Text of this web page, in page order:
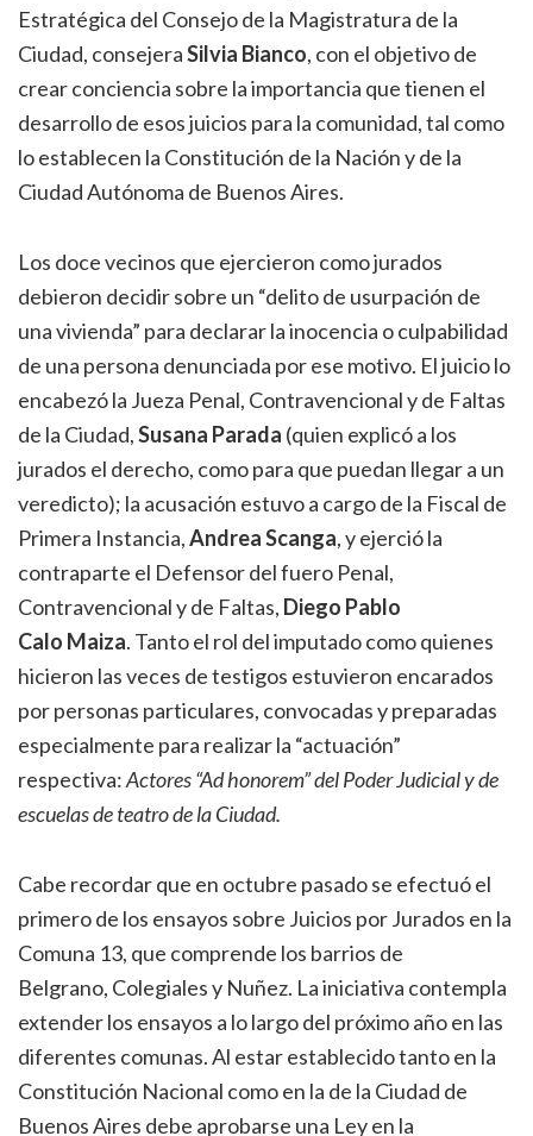
Estratégica del Consejo de la Magistratura de la
Ciudad, consejeraSilvia Bianco, con el objetivo de
crear conciencia sobre la importancia que tienen el
desarrollo de esos juicios para la comunidad, tal como
lo establecen la Constitución de la Nación y de la
Ciudad Autónoma de Buenos Aires.
Los doce vecinos que ejercieron como jurados
debieron decidir sobre un “delito de usurpación de
una vivienda” para declarar la inocencia o culpabilidad
de una persona denunciada por ese motivo. El juicio lo
encabezó la Jueza Penal, Contravencional y de Faltas
de la Ciudad,Susana Parada (quien explicó a los
jurados el derecho, como para que puedan llegar a un
veredicto); la acusación estuvo a cargo de la Fiscal de
Primera Instancia,Andrea Scanga, y ejerció la
contraparte el Defensor del fuero Penal,
Contravencional y de Faltas, Diego Pablo
Calo Maiza. Tanto el rol del imputado como quienes
hicieron las veces de testigos estuvieron encarados
por personas particulares, convocadas y preparadas
especialmente para realizar la “actuación”
respectiva:Actores “Ad honorem” del Poder Judicial y de
escuelas de teatro de la Ciudad.
Cabe recordar que en octubre pasado se efectuó el
primero de los ensayos sobre Juicios por Jurados en la
Comuna 13, que comprende los barrios de
Belgrano, Colegiales y Nuñez. La iniciativa contempla
extender los ensayos a lo largo del próximo año en las
diferentes comunas. Al estar establecido tanto en la
Constitución Nacional como en la de la Ciudad de
Buenos Aires debe aprobarse una Ley en la